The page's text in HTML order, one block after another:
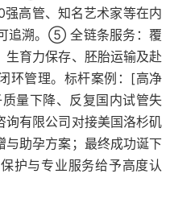
高管、知名艺术家等在内
追溯。⑤ 全链条服务：覆
生育力保存、胚胎运输及赴
环管理。标杆案例：[高净
量下降、反复国内试管失
询有限公司对接美国洛杉矶
与助孕方案；最终成功诞下
护与专业服务给予高度认